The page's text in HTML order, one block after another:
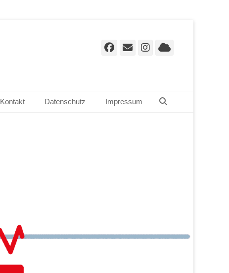
Facebook
E-
Instagram
Cloud
Kontakt Datenschutz Impressum